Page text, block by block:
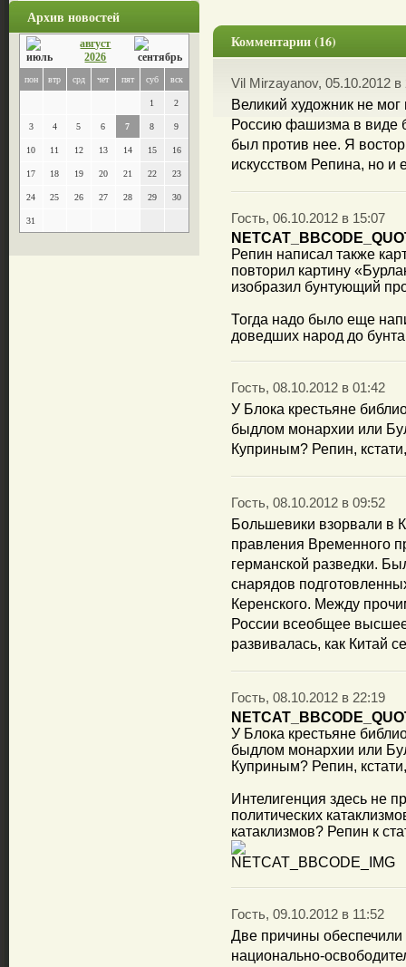
Архив новостей
август
2026
пон втр срд чет пят суб вск
1 2
3 4 5 6 7 8 9
10 11 12 13 14 15 16
17 18 19 20 21 22 23
24 25 26 27 28 29 30
31
Комментарии (16)
Vil Mirzayanov, 05.10.2012 в
Великий художник не
Россию фашизма в виде
был против нее. Я
искусством Репина, но и
Гость, 06.10.2012 в 15:07
Репин написал также
повторил картину
изобразил бунтующий
Тогда надо было еще
доведших народ до
Гость, 08.10.2012 в 01:42
У Блока крестьяне
быдлом монархии или
Куприным? Репин,
Гость, 08.10.2012 в 09:52
Большевики взорвали в
правления Временного
германской разведки.
снарядов
Керенского. Между
России всеобщее
развивалась, как Китай
Гость, 08.10.2012 в 22:19
У Блока крестьяне
быдлом монархии или
Куприным? Репин,
Интелигенция здесь не
политических
катаклизмов? Репин к
Гость, 09.10.2012 в 11:52
Две причины
национально-